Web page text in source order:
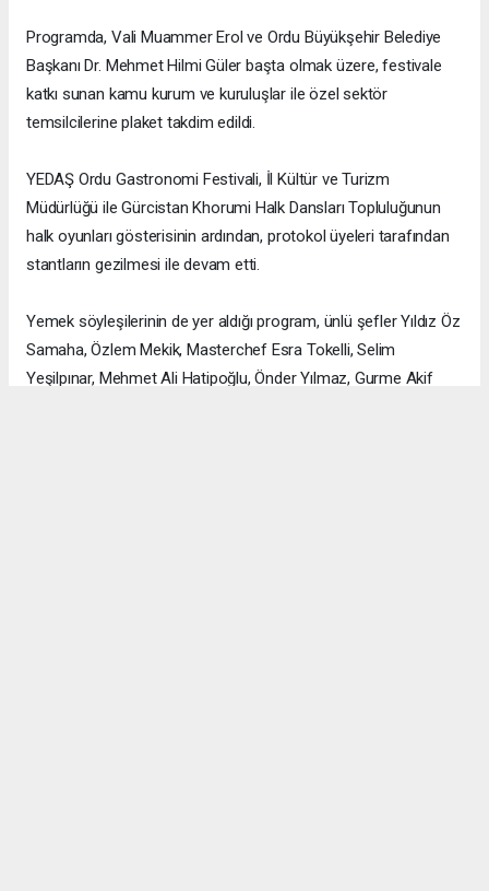
Programda, Vali Muammer Erol ve Ordu Büyükşehir Belediye
Başkanı Dr. Mehmet Hilmi Güler başta olmak üzere, festivale
katkı sunan kamu kurum ve kuruluşlar ile özel sektör
temsilcilerine plaket takdim edildi.
YEDAŞ Ordu Gastronomi Festivali, İl Kültür ve Turizm
Müdürlüğü ile Gürcistan Khorumi Halk Dansları Topluluğunun
halk oyunları gösterisinin ardından, protokol üyeleri tarafından
stantların gezilmesi ile devam etti.
Yemek söyleşilerinin de yer aldığı program, ünlü şefler Yıldız Öz
Samaha, Özlem Mekik, Masterchef Esra Tokelli, Selim
Yeşilpınar, Mehmet Ali Hatipoğlu, Önder Yılmaz, Gurme Akif